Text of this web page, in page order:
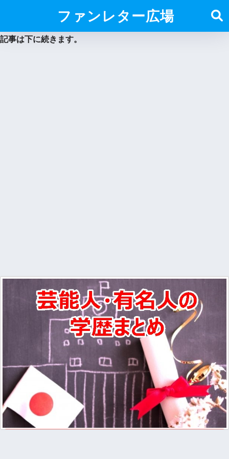
ファンレター広場
記事は下に続きます。